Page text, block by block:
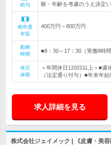
給与
験・年齢を考慮のうえ決定
初年度
年収
400万円～800万円
勤務
時間
■8：30～17：30（実働8時
休日
休暇
＜年間休日120日以上＞■週
（法定通り付与）■年末年
求人詳細を見る
株式会社ジェイメック | 《皮膚・美